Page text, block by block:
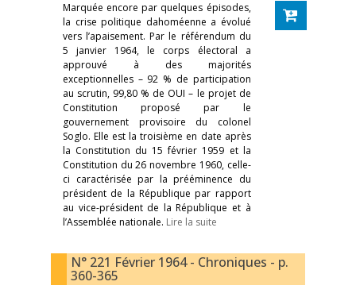
Marquée encore par quelques épisodes,
la crise politique dahoméenne a évolué
vers l’apaisement. Par le référendum du
5 janvier 1964, le corps électoral a
approuvé à des majorités
exceptionnelles – 92 % de participation
au scrutin, 99,80 % de OUI – le projet de
Constitution proposé par le
gouvernement provisoire du colonel
Soglo. Elle est la troisième en date après
la Constitution du 15 février 1959 et la
Constitution du 26 novembre 1960, celle-
ci caractérisée par la prééminence du
président de la République par rapport
au vice-président de la République et à
l’Assemblée nationale. Lire la suite
N° 221 Février 1964 - Chroniques - p.
360-365